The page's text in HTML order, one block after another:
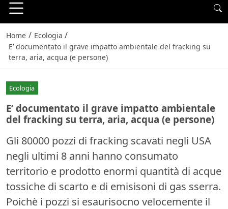
Home / Ecologia /
E’ documentato il grave impatto ambientale del fracking su
terra, aria, acqua (e persone)
Ecologia
E’ documentato il grave impatto ambientale
del fracking su terra, aria, acqua (e persone)
Gli 80000 pozzi di fracking scavati negli USA
negli ultimi 8 anni hanno consumato
territorio e prodotto enormi quantità di acque
tossiche di scarto e di emisisoni di gas sserra.
Poichè i pozzi si esaurisocno velocemente il